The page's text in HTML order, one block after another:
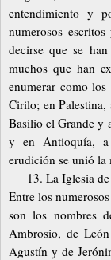
entendimiento y
numerosos
decirse que se
muchos que han
enumerar como
Cirilo; en
Basilio el Grande y
y en Antioquía, a
erudición se unió la
13. La Iglesia
Entre los
son los nombres
Ambrosio, de
Agustín y de